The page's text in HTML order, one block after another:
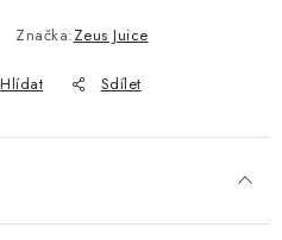
Značka:Zeus Juice
Hlídat Sdílet